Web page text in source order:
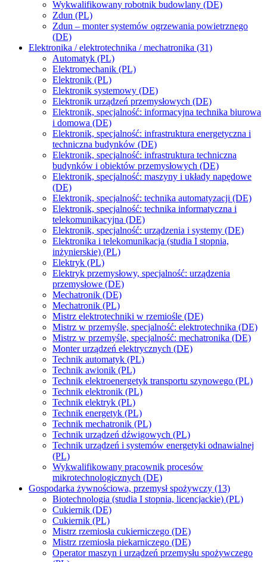
Wykwalifikowany robotnik budowlany (DE)
Zdun (PL)
Zdun – monter systemów ogrzewania powietrznego
(DE)
Elektronika / elektrotechnika / mechatronika (31)
Automatyk (PL)
Elektromechanik (PL)
Elektronik (PL)
Elektronik systemowy (DE)
Elektronik urządzeń przemysłowych (DE)
Elektronik, specjalność: informacyjna technika biurowa
i domowa (DE)
Elektronik, specjalność: infrastruktura energetyczna i
techniczna budynków (DE)
Elektronik, specjalność: infrastruktura techniczna
budynków i obiektów przemysłowych (DE)
Elektronik, specjalność: maszyny i układy napędowe
(DE)
Elektronik, specjalność: technika automatyzacji (DE)
Elektronik, specjalność: technika informatyczna i
telekomunikacyjna (DE)
Elektronik, specjalność: urządzenia i systemy (DE)
Elektronika i telekomunikacja (studia I stopnia,
inżynierskie) (PL)
Elektryk (PL)
Elektryk przemysłowy, specjalność: urządzenia
przemysłowe (DE)
Mechatronik (DE)
Mechatronik (PL)
Mistrz elektrotechniki w rzemiośle (DE)
Mistrz w przemyśle, specjalność: elektrotechnika (DE)
Mistrz w przemyśle, specjalność: mechatronika (DE)
Monter urządzeń elektrycznych (DE)
Technik automatyk (PL)
Technik awionik (PL)
Technik elektroenergetyk transportu szynowego (PL)
Technik elektronik (PL)
Technik elektryk (PL)
Technik energetyk (PL)
Technik mechatronik (PL)
Technik urządzeń dźwigowych (PL)
Technik urządzeń i systemów energetyki odnawialnej
(PL)
Wykwalifikowany pracownik procesów
mikrotechnologicznych (DE)
Gospodarka żywnościowa, przemysł spożywczy (13)
Biotechnologia (studia I stopnia, licencjackie) (PL)
Cukiernik (DE)
Cukiernik (PL)
Mistrz rzemiosła cukierniczego (DE)
Mistrz rzemiosła piekarniczego (DE)
Operator maszyn i urządzeń przemysłu spożywczego